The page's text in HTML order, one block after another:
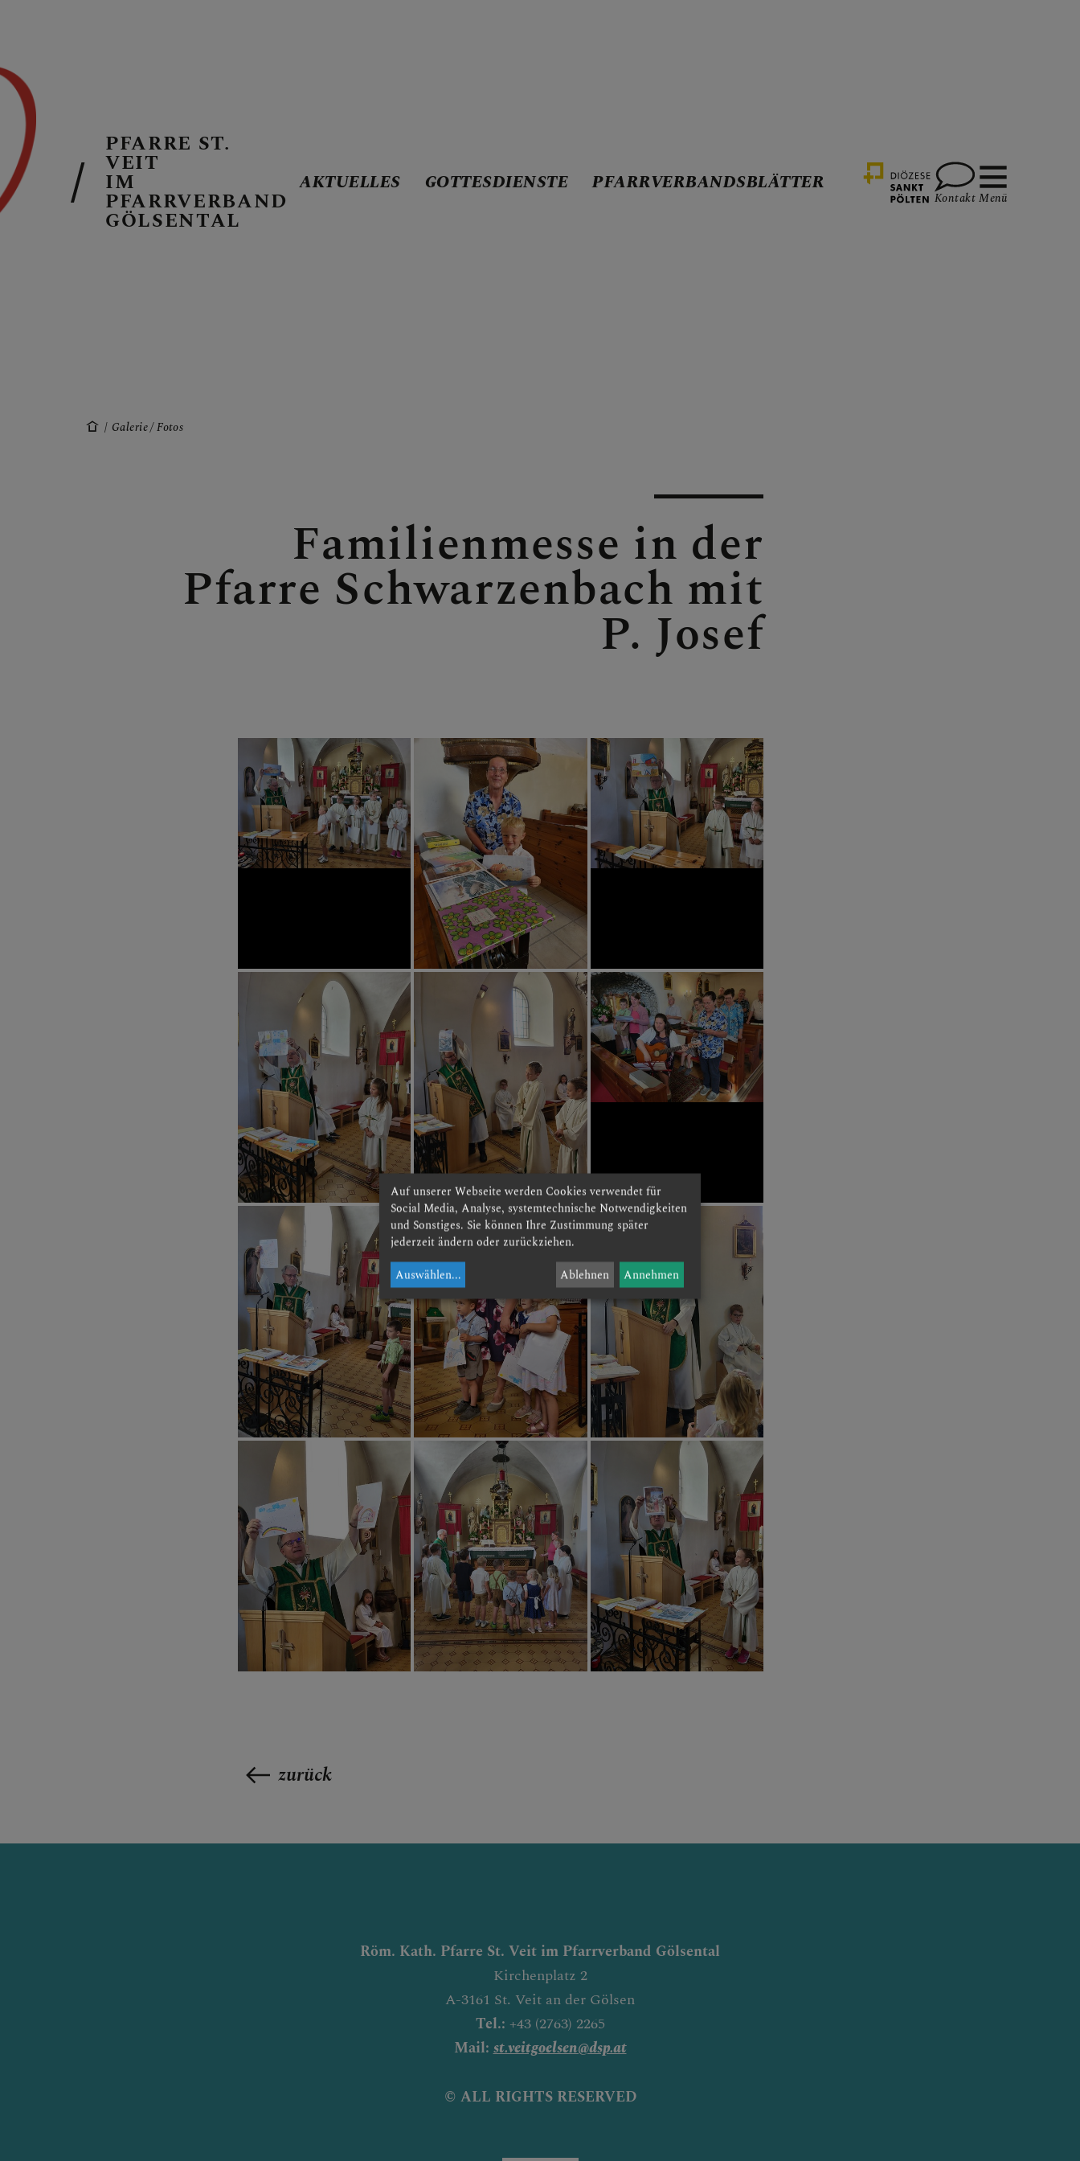
AKTUELLES
GALERIE / FOTOS
SONSTIGES
PFARRVERBANDSBLÄTTER
SEELSORGETEAM
PFARRE ST.
VEIT
IM
PFARRVERBAND
GÖLSENTAL
AKTUELLES GOTTESDIENSTE PFARRVERBANDSBLÄTTER
Kontakt Menü
Galerie / Fotos
Familienmesse in der
Pfarre Schwarzenbach mit
P. Josef
zurück
Röm. Kath. Pfarre St. Veit im Pfarrverband Gölsental
Kirchenplatz 2
A-3161 St. Veit an der Gölsen
Tel.: +43 (2763) 2265
Mail: st.veitgoelsen@dsp.at
© ALL RIGHTS RESERVED
Auf unserer Webseite werden Cookies verwendet für
Social Media, Analyse, systemtechnische Notwendigkeiten
und Sonstiges. Sie können Ihre Zustimmung später
jederzeit ändern oder zurückziehen.
Auswählen... Ablehnen Annehmen